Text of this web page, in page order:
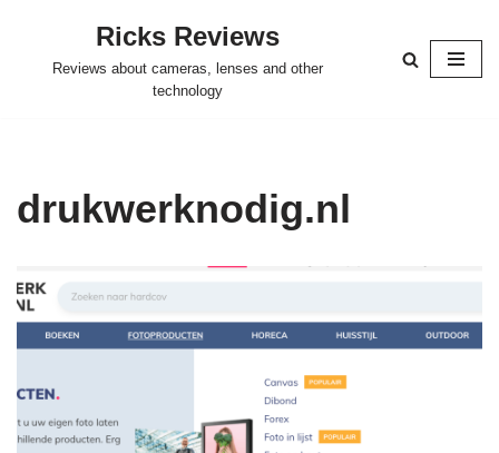
Ricks Reviews
Reviews about cameras, lenses and other
technology
drukwerknodig.nl